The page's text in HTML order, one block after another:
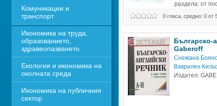
Комуникации и
транспорт
Икономика на труда,
образованието,
здравеопазването
Екология и икономика на
околната среда
Икономика на публичния
сектор
раздела: от
през делови
0 гласа, средно: 0 от
Българско-
Gaberoff
Снежана
Вакрилен
Издател: